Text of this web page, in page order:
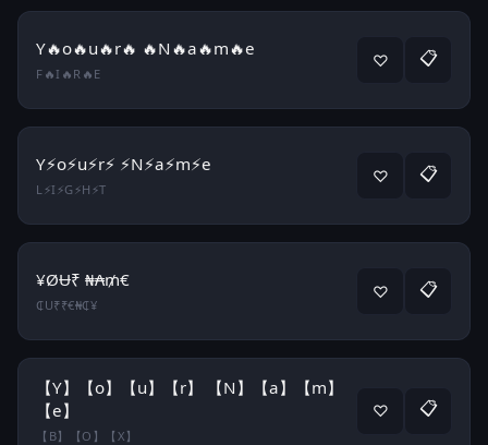
Y🔥o🔥u🔥r🔥 🔥N🔥a🔥m🔥e
F🔥I🔥R🔥E
♡ 📋
Y⚡o⚡u⚡r⚡ ⚡N⚡a⚡m⚡e
L⚡I⚡G⚡H⚡T
♡ 📋
¥ØɄ₹ ₦₳₥€
₵U₹₹€₦₵¥
♡ 📋
【Y】【o】【u】【r】 【N】【a】【m】
【e】
【B】【O】【X】
♡ 📋